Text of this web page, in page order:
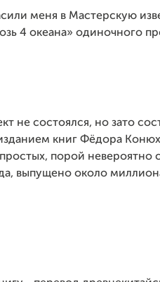
меня в Мастерскую
4 океана» одиночного
не состоялся, но зато
книг Фёдора
порой невероятно
выпущено около